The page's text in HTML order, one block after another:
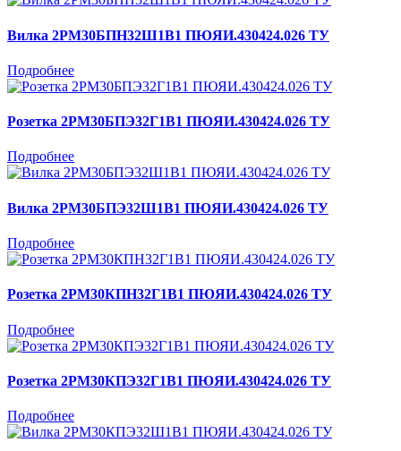
Вилка 2РМ30БПН32Ш1В1 ПЮЯИ.430424.026 ТУ
Подробнее
Розетка 2РМ30БПЭ32Г1В1 ПЮЯИ.430424.026 ТУ
Подробнее
Вилка 2РМ30БПЭ32Ш1В1 ПЮЯИ.430424.026 ТУ
Подробнее
Розетка 2РМ30КПН32Г1В1 ПЮЯИ.430424.026 ТУ
Подробнее
Розетка 2РМ30КПЭ32Г1В1 ПЮЯИ.430424.026 ТУ
Подробнее